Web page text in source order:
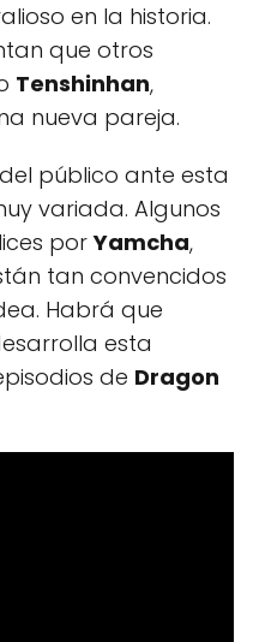
en la historia.
que otros
Tenshinhan,
nueva pareja.
público ante esta
variada. Algunos
porYamcha,
tan convencidos
Habrá que
esta
de Dragon